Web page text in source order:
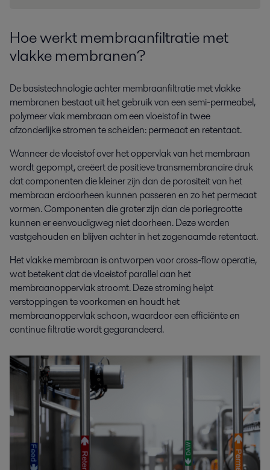
Hoe werkt membraanfiltratie met
vlakke membranen?
De basistechnologie achter membraanfiltratie met vlakke
membranen bestaat uit het gebruik van een semi-permeabel,
polymeer vlak membraan om een vloeistof in twee
afzonderlijke stromen te scheiden: permeaat en retentaat.
Wanneer de vloeistof over het oppervlak van het membraan
wordt gepompt, creëert de positieve transmembranaire druk
dat componenten die kleiner zijn dan de porositeit van het
membraan erdoorheen kunnen passeren en zo het permeaat
vormen. Componenten die groter zijn dan de poriegrootte
kunnen er eenvoudigweg niet doorheen. Deze worden
vastgehouden en blijven achter in het zogenaamde retentaat.
Het vlakke membraan is ontworpen voor cross-flow operatie,
wat betekent dat de vloeistof parallel aan het
membraanoppervlak stroomt. Deze stroming helpt
verstoppingen te voorkomen en houdt het
membraanoppervlak schoon, waardoor een efficiënte en
continue filtratie wordt gegarandeerd.